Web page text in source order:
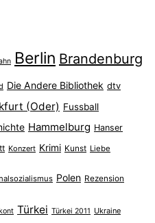
Berlin Brandenburg
Die Andere Bibliothek dtv
(Oder) Fussball
Hammelburg Hanser
Konzert Krimi Kunst Liebe
Polen Rezension
Türkei Türkei 2011 Ukraine